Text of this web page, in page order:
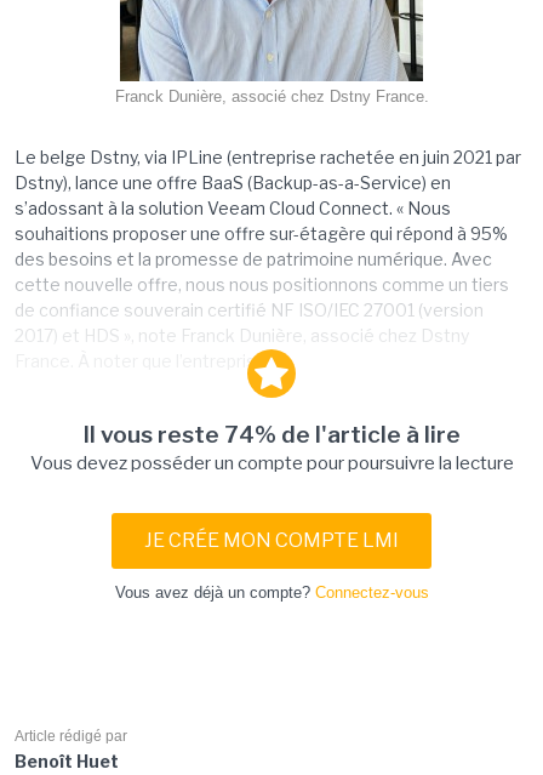
Franck Dunière, associé chez Dstny France.
Le belge Dstny, via IPLine (entreprise rachetée en juin 2021 par
Dstny), lance une offre BaaS (Backup-as-a-Service) en
s’adossant à la solution Veeam Cloud Connect. « Nous
souhaitions proposer une offre sur-étagère qui répond à 95%
des besoins et la promesse de patrimoine numérique. Avec
cette nouvelle offre, nous nous positionnons comme un tiers
de confiance souverain certifié NF ISO/IEC 27001 (version
2017) et HDS », note Franck Dunière, associé chez Dstny
France. À noter que l’entreprise...
Il vous reste 74% de l'article à lire
Vous devez posséder un compte pour poursuivre la lecture
JE CRÉE MON COMPTE LMI
Vous avez déjà un compte? Connectez-vous
Article rédigé par
Benoît Huet